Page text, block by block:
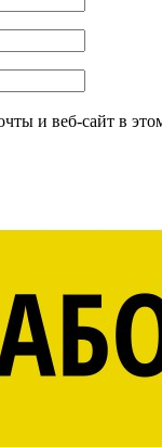
и веб-сайт в